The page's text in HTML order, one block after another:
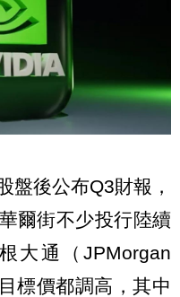
盤後公布Q3財報，
爾街不少投行陸續
大通（JPMorgan
標價都調高，其中